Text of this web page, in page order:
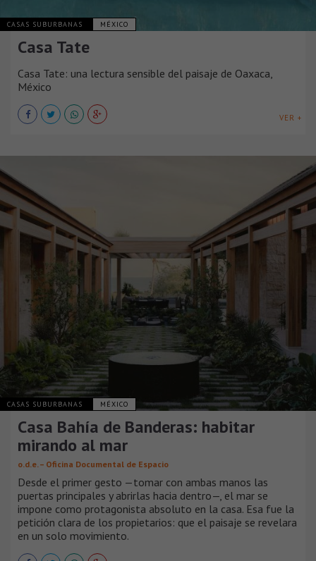
CASAS SUBURBANAS MÉXICO
Casa Tate
Casa Tate: una lectura sensible del paisaje de Oaxaca,
México
VER +
CASAS SUBURBANAS MÉXICO
Casa Bahía de Banderas: habitar
mirando al mar
o.d.e. – Oficina Documental de Espacio
Desde el primer gesto —tomar con ambas manos las
puertas principales y abrirlas hacia dentro—, el mar se
impone como protagonista absoluto en la casa. Esa fue la
petición clara de los propietarios: que el paisaje se revelara
en un solo movimiento.